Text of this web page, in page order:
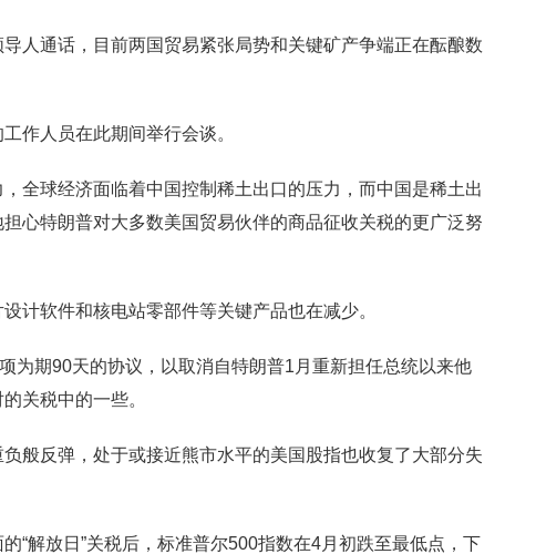
人通话，目前两国贸易紧张局势和关键矿产争端正在酝酿数
作人员在此期间举行会谈。
全球经济面临着中国控制稀土出口的压力，而中国是稀土出
心特朗普对大多数美国贸易伙伴的商品征收关税的更广泛努
计软件和核电站零部件等关键产品也在减少。
为期90天的协议，以取消自特朗普1月重新担任总统以来他
关税中的一些。
般反弹，处于或接近熊市水平的美国股指也收复了大部分失
“解放日”关税后，标准普尔500指数在4月初跌至最低点，下